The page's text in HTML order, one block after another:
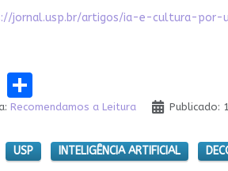
jornal.usp.br/artigos/ia-e-cultura-por-
Email
Recomendamos a Leitura Publicado:
USP INTELIGÊNCIA ARTIFICIAL